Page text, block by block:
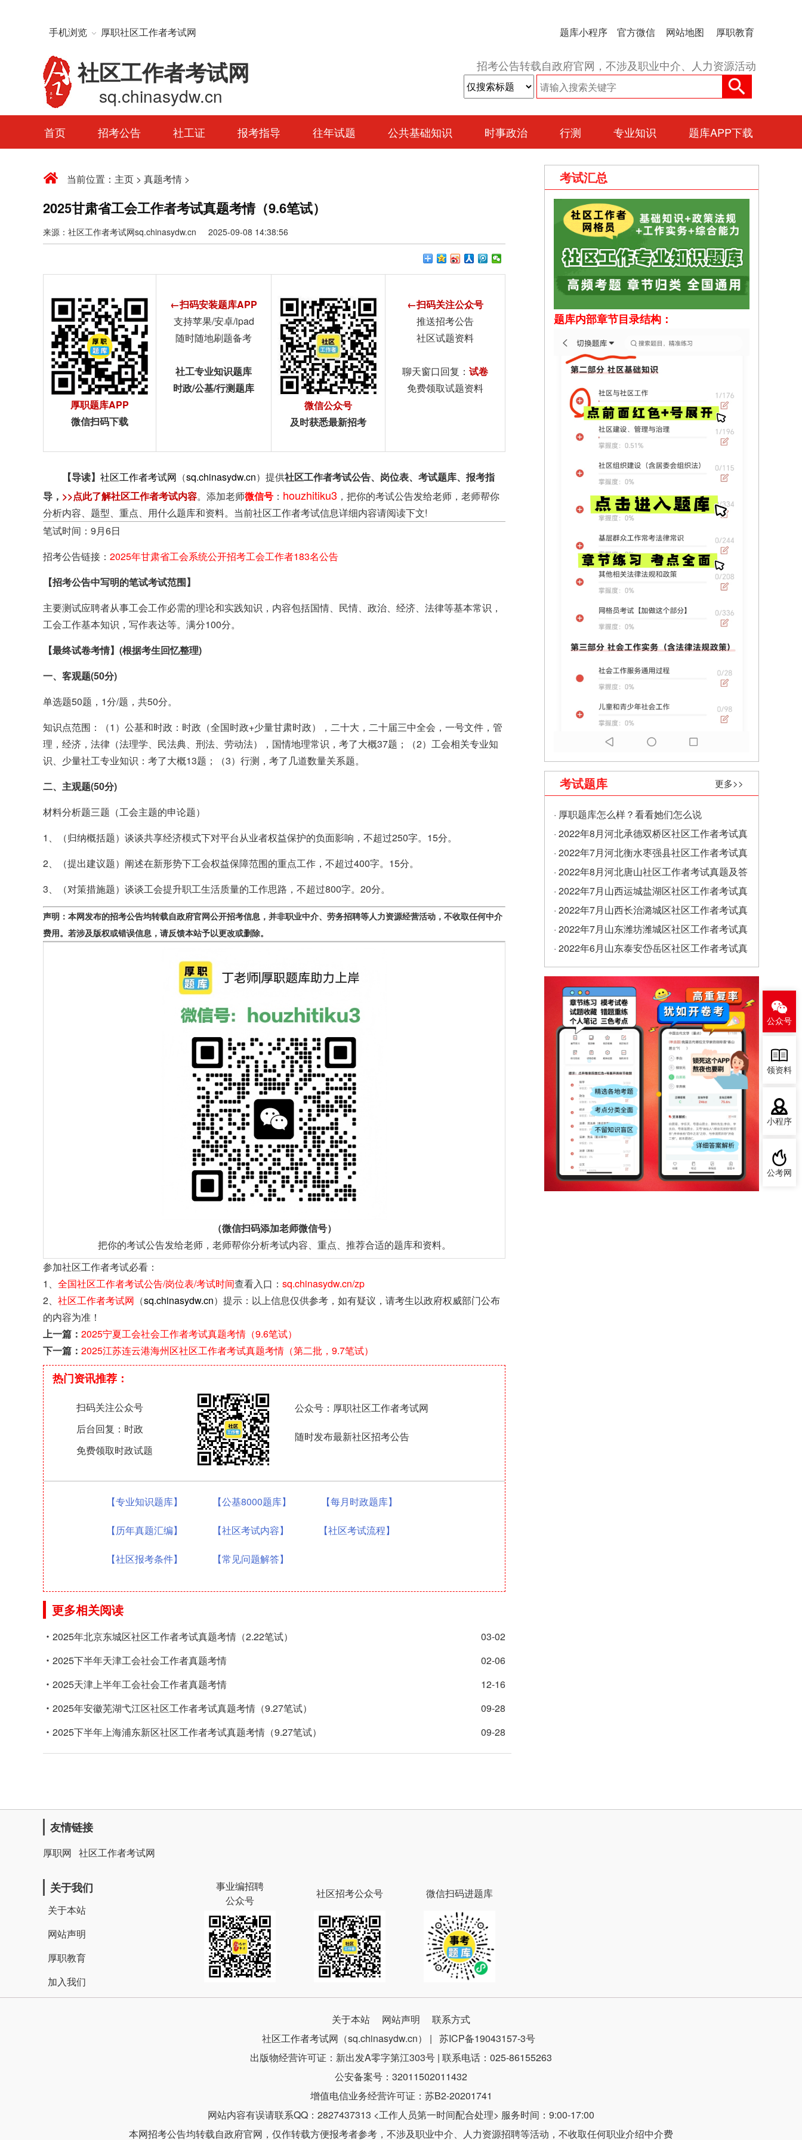
手机浏览 厚职社区工作者考试网 题库小程序 官方微信 网站地图 厚职教育
社区工作者考试网
sq.chinasydw.cn
招考公告转载自政府官网，不涉及职业中介、人力资源活动
首页 招考公告 社工证 报考指导 往年试题 公共基础知识 时事政治 行测 专业知识 题库APP下载
当前位置： 主页 > 真题考情 >
2025甘肃省工会工作者考试真题考情（9.6笔试）
来源：社区工作者考试网sq.chinasydw.cn 2025-09-08 14:38:56
厚职题库APP
微信扫码下载
←扫码安装题库APP
支持苹果/安卓/ipad
随时随地刷题备考
社工专业知识题库
时政/公基/行测题库
微信公众号
及时获悉最新招考
←扫码关注公众号
推送招考公告
社区试题资料
聊天窗口回复： 试卷
免费领取试题资料
【导读】 社区工作者考试网 （sq.chinasydw.cn）提供社区工作者考试公告、岗位表、考试题库、报考指
导 ， >>点此了解社区工作者考试内容。添加老师微信号 ： houzhitiku3 ，把你的考试公告发给老师，老师帮你
分析内容、题型、重点、用什么题库和资料。当前社区工作者考试信息详细内容请阅读下文!
笔试时间：9月6日
招考公告链接： 2025年甘肃省工会系统公开招考工会工作者183名公告
【招考公告中写明的笔试考试范围】
主要测试应聘者从事工会工作必需的理论和实践知识，内容包括国情、民情、政治、经济、法律等基本常识，
工会工作基本知识，写作表达等。满分100分。
【最终试卷考情】(根据考生回忆整理)
一、客观题(50分)
单选题50题，1分/题，共50分。
知识点范围：（1）公基和时政：时政（全国时政+少量甘肃时政），二十大，二十届三中全会，一号文件，管
理，经济，法律（法理学、民法典、刑法、劳动法），国情地理常识，考了大概37题；（2）工会相关专业知
识、少量社工专业知识：考了大概13题；（3）行测，考了几道数量关系题。
二、主观题(50分)
材料分析题三题（工会主题的申论题）
1、（归纳概括题）谈谈共享经济模式下对平台从业者权益保护的负面影响，不超过250字。15分。
2、（提出建议题）阐述在新形势下工会权益保障范围的重点工作，不超过400字。15分。
3、（对策措施题）谈谈工会提升职工生活质量的工作思路，不超过800字。20分。
声明：本网发布的招考公告均转载自政府官网公开招考信息，并非职业中介、劳务招聘等人力资源经营活动，不收取任何中介
费用。若涉及版权或错误信息，请反馈本站予以更改或删除。
（微信扫码添加老师微信号）
把你的考试公告发给老师，老师帮你分析考试内容、重点、推荐合适的题库和资料。
参加社区工作者考试必看：
1、 全国社区工作者考试公告/岗位表/考试时间查看入口： sq.chinasydw.cn/zp
2、 社区工作者考试网 （sq.chinasydw.cn）提示：以上信息仅供参考，如有疑议，请考生以政府权威部门公布
的内容为准！
上一篇： 2025宁夏工会社会工作者考试真题考情（9.6笔试）
下一篇： 2025江苏连云港海州区社区工作者考试真题考情（第二批，9.7笔试）
热门资讯推荐：
扫码关注公众号
后台回复：时政
免费领取时政试题
公众号：厚职社区工作者考试网
随时发布最新社区招考公告
【专业知识题库】 【公基8000题库】 【每月时政题库】
【历年真题汇编】 【社区考试内容】 【社区考试流程】
【社区报考条件】 【常见问题解答】
更多相关阅读
2025年北京东城区社区工作者考试真题考情（2.22笔试）
03-02
2025下半年天津工会社会工作者真题考情
02-06
2025天津上半年工会社会工作者真题考情
12-16
2025年安徽芜湖弋江区社区工作者考试真题考情（9.27笔试）
09-28
2025下半年上海浦东新区社区工作者考试真题考情（9.27笔试）
09-28
考试汇总
题库内部章节目录结构：
考试题库 更多>>
· 厚职题库怎么样？看看她们怎么说
· 2022年8月河北承德双桥区社区工作者考试真
题及答案（精选）
· 2022年7月河北衡水枣强县社区工作者考试真
题及答案
· 2022年8月河北唐山社区工作者考试真题及答
案
· 2022年7月山西运城盐湖区社区工作者考试真
题及答案
· 2022年7月山西长治潞城区社区工作者考试真
题及答案
· 2022年7月山东潍坊潍城区社区工作者考试真
题及答案
· 2022年6月山东泰安岱岳区社区工作者考试真
题及答案（精选）
友情链接
厚职网 社区工作者考试网
关于我们
关于本站
网站声明
厚职教育
加入我们
事业编招聘
公众号
社区招考公众号 微信扫码进题库
关于本站 网站声明
联系方式
社区工作者考试网（sq.chinasydw.cn） | 苏ICP备19043157-3号
出版物经营许可证：新出发A零字第江303号 | 联系电话：025-86155263
公安备案号：32011502011432
增值电信业务经营许可证：苏B2-20201741
网站内容有误请联系QQ：2827437313 <工作人员第一时间配合处理> 服务时间：9:00-17:00
本网招考公告均转载自政府官网，仅作转载方便报考者参考，不涉及职业中介、人力资源招聘等活动，不收取任何职业介绍中介费
公众号
领资料
小程序
公考网